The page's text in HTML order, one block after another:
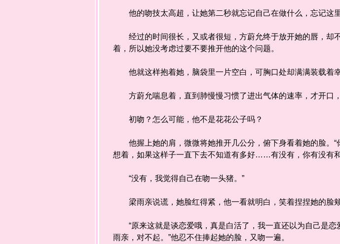
他的吻技太高超，让她第二秒就忘记自己在做什么，忘记这
经过的时间很长，又或者很短，方蔚允终于放开她的唇，却
着，所以她没考虑过要不要推开他的这个问题。
他就这样抱着她，脑袋里一片空白，可胸口处却满满装载着幸
方蔚允喘息着，直到肺慢慢习惯了进出气体的速率，才开口，
初吻？怎么可能，他不是花花公子吗？
他握上她的肩，微微将她推开几公分，俯下身看着她的脸。“
想着，如果这样子一直下去不知道有多好……有没有，你有没有和
“没有，我觉得自己在吻一头猪。”
梁雨亲说谎，她脸红得紧，他一看就明白，笑着捏捏她的脸颊
“原来这就是谈恋爱哦，真是白活了，我一直还以为自己是恋
雨亲，对不起。”他忍不住捧起她的脸，又吻一遍。